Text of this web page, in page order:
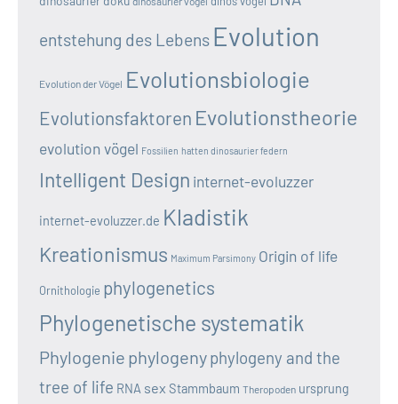
entstehung des Lebens Evolution
Evolution der Vögel Evolutionsbiologie
Evolutionsfaktoren Evolutionstheorie
evolution vögel Fossilien hatten dinosaurier federn
Intelligent Design internet-evoluzzer
internet-evoluzzer.de Kladistik
Kreationismus Maximum Parsimony Origin of life
Ornithologie phylogenetics
Phylogenetische systematik
Phylogenie phylogenyphylogeny and the
tree of life RNA sex Stammbaum Theropoden ursprung